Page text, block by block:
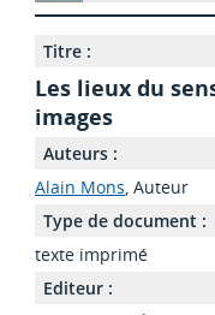
Titre :
Les lieux du
images
Auteurs :
Alain Mons, Auteur
Type de document :
texte imprimé
Editeur :